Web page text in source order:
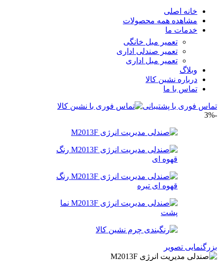
خانه اصلی
مشاهده همه محصولات
خدمات ما
تعمیر مبل خانگی
تعمیر صندلی اداری
تعمیر مبل اداری
وبلاگ
درباره نشین کالا
تماس با ما
تماس فوری با پشتیبانی
-3%
بزرگنمایی تصویر